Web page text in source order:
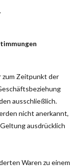
zum Zeitpunkt der
ausschließlich.
nicht anerkannt,
ausdrücklich
Waren zu einem